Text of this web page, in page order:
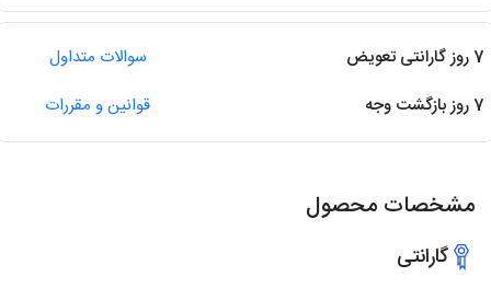
7 روز گارانتی تعویض
سوالات متداول
7 روز بازگشت وجه
قوانین و مقررات
مشخصات محصول
گارانتی